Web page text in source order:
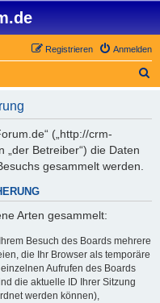
Anmelden
Registrieren
(„http://crm-
„der Betreiber“) die Daten
gesammelt werden.
Arten gesammelt:
Besuch des Boards mehrere
die Ihr Browser als temporäre
Aufrufen des Boards
die aktuelle ID Ihrer Sitzung
werden können),